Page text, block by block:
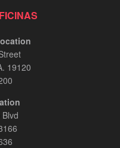
19120